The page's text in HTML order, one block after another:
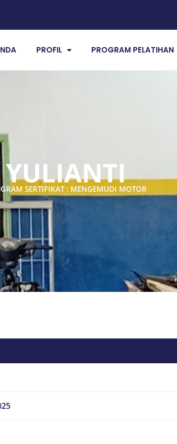
PROFIL PROGRAM PELATIHAN
YULIANTI
SERTIFIKAT : MENGEMUDI MOTOR